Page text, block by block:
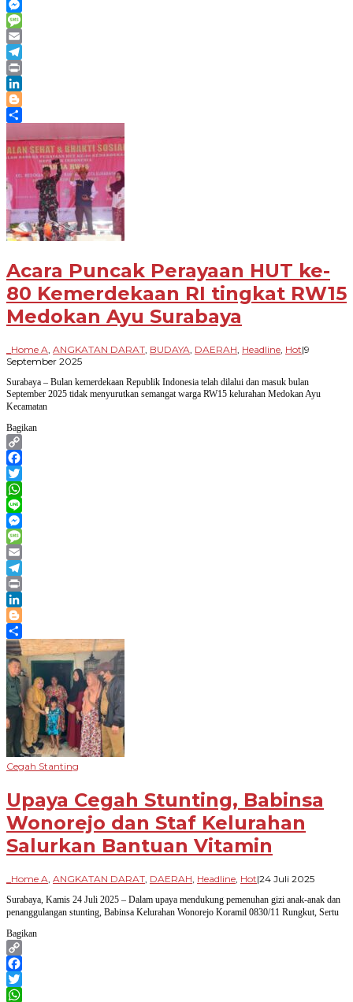
Line
Messenger
Message
Email
Telegram
Print
LinkedIn
Blogger
Acara Puncak Perayaan HUT ke-
80 Kemerdekaan RI tingkat RW15
Medokan Ayu Surabaya
_Home A, ANGKATAN DARAT, BUDAYA, DAERAH, Headline, Hot|9
September 2025oleh
Bangsa
Surabaya – Bulan kemerdekaan Republik Indonesia telah dilalui dan masuk bulan
September 2025 tidak menyurutkan semangat warga RW15 kelurahan Medokan Ayu
Kecamatan
Bagikan
Copy
Link
Facebook
Twitter
WhatsApp
Line
Messenger
Message
Email
Telegram
Print
LinkedIn
Blogger
Share
Cegah Stanting
Upaya Cegah Stunting, Babinsa
Wonorejo dan Staf Kelurahan
Salurkan Bantuan Vitamin
_Home A, ANGKATAN DARAT, DAERAH, Headline, Hot|24 Juli 2025oleh
Bangsa
Surabaya, Kamis 24 Juli 2025 – Dalam upaya mendukung pemenuhan gizi anak-anak dan
penanggulangan stunting, Babinsa Kelurahan Wonorejo Koramil 0830/11 Rungkut, Sertu
Bagikan
Copy
Link
Facebook
Twitter